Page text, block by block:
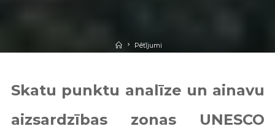
Pētījumi
Skatu punktu analīze un ainavu
aizsardzības zonas UNESCO